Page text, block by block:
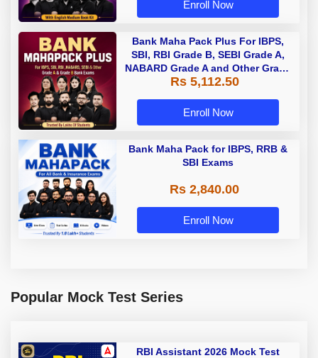
Enroll Now
Bank Maha Pack Plus For IBPS,
SBI, RBI Grade B, SEBI Grade A,
NABARD Grade A and Other Grade
A & Grade B Bank Exams
Rs 5,112.50
Enroll Now
Bank Maha Pack for IBPS, RRB &
SBI Exams
Rs 2,840.00
Enroll Now
Popular Mock Test Series
RBI Assistant 2026 Mock Test